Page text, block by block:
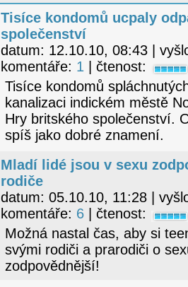
Tisíce kondomů ucpaly
společenství
datum: 12.10.10, 08:43 |
komentáře: 1 | čtenost:
Tisíce kondomů
kanalizaci indickém městě
Hry britského společenství.
spíš jako dobré znamení.
Mladí lidé jsou v sexu
rodiče
datum: 05.10.10, 11:28 |
komentáře: 6 | čtenost:
Možná nastal čas, aby si
svými rodiči a prarodiči o
zodpovědnější!